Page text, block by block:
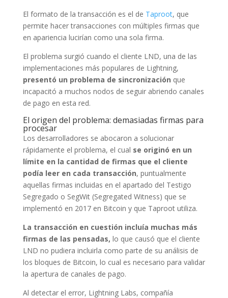
El formato de la transacción es el de Taproot, que
permite hacer transacciones con múltiples firmas que
en apariencia lucirían como una sola firma.
El problema surgió cuando el cliente LND, una de las
implementaciones más populares de Lightning,
presentó un problema de sincronización que
incapacitó a muchos nodos de seguir abriendo canales
de pago en esta red.
El origen del problema: demasiadas firmas para
procesar
Los desarrolladores se abocaron a solucionar
rápidamente el problema, el cual se originó en un
límite en la cantidad de firmas que el cliente
podía leer en cada transacción, puntualmente
aquellas firmas incluidas en el apartado del Testigo
Segregado o SegWit (Segregated Witness) que se
implementó en 2017 en Bitcoin y que Taproot utiliza.
La transacción en cuestión incluía muchas más
firmas de las pensadas, lo que causó que el cliente
LND no pudiera incluirla como parte de su análisis de
los bloques de Bitcoin, lo cual es necesario para validar
la apertura de canales de pago.
Al detectar el error, Lightning Labs, compañía